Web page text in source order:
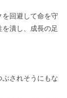
を回避して命を守
潰し、成長の足
されそうにもな